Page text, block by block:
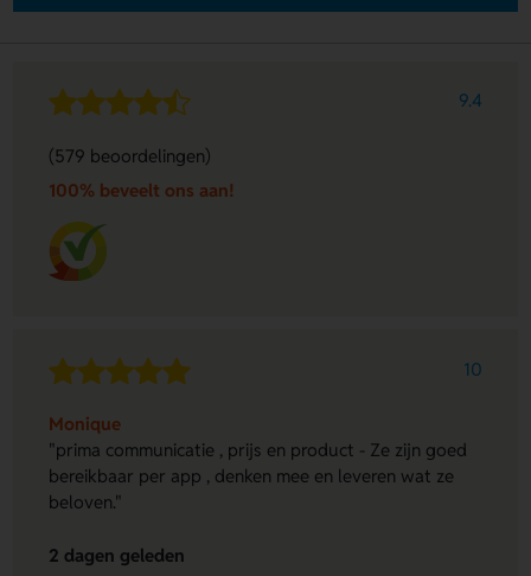
9.4
(579 beoordelingen)
100% beveelt ons aan!
10
Monique
"prima communicatie , prijs en product - Ze zijn goed
bereikbaar per app , denken mee en leveren wat ze
beloven."
2 dagen geleden